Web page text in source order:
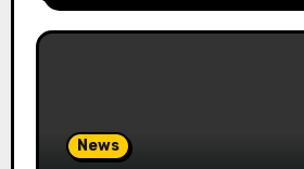
News